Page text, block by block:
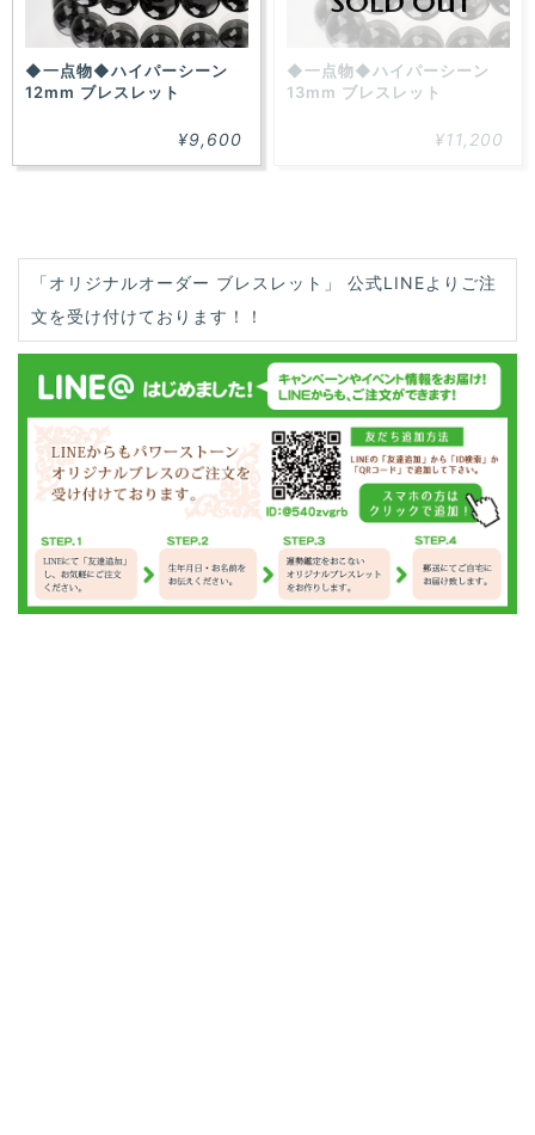
◆一点物◆ハイパーシーン
12mm ブレスレット
¥9,600
◆一点物◆ハイパーシーン
13mm ブレスレット
¥11,200
「オリジナルオーダー ブレスレット」 公式LINEよりご注
文を受け付けております！！